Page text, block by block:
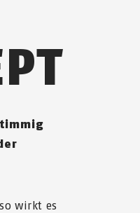
wirkt es